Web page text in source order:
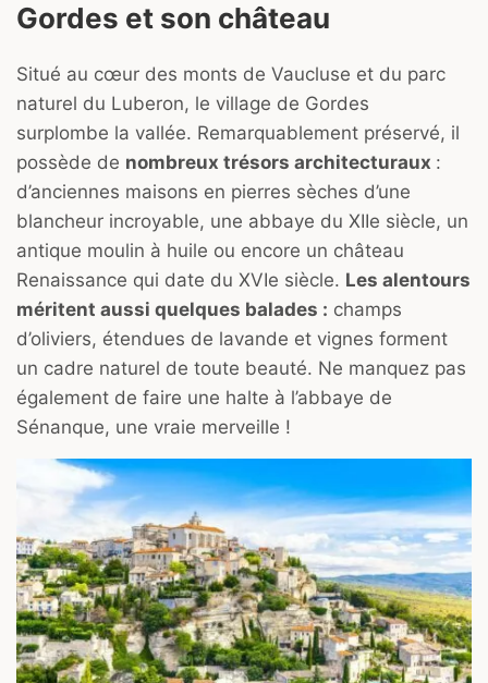
Gordes et son château
Situé au cœur des monts de Vaucluse et du parc
naturel du Luberon, le village de Gordes
surplombe la vallée. Remarquablement préservé, il
possède de nombreux trésors architecturaux :
d’anciennes maisons en pierres sèches d’une
blancheur incroyable, une abbaye du XIIe siècle, un
antique moulin à huile ou encore un château
Renaissance qui date du XVIe siècle. Les alentours
méritent aussi quelques balades : champs
d’oliviers, étendues de lavande et vignes forment
un cadre naturel de toute beauté. Ne manquez pas
également de faire une halte à l’abbaye de
Sénanque, une vraie merveille !